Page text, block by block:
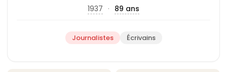
1937 · 89 ans
Journalistes Écrivains